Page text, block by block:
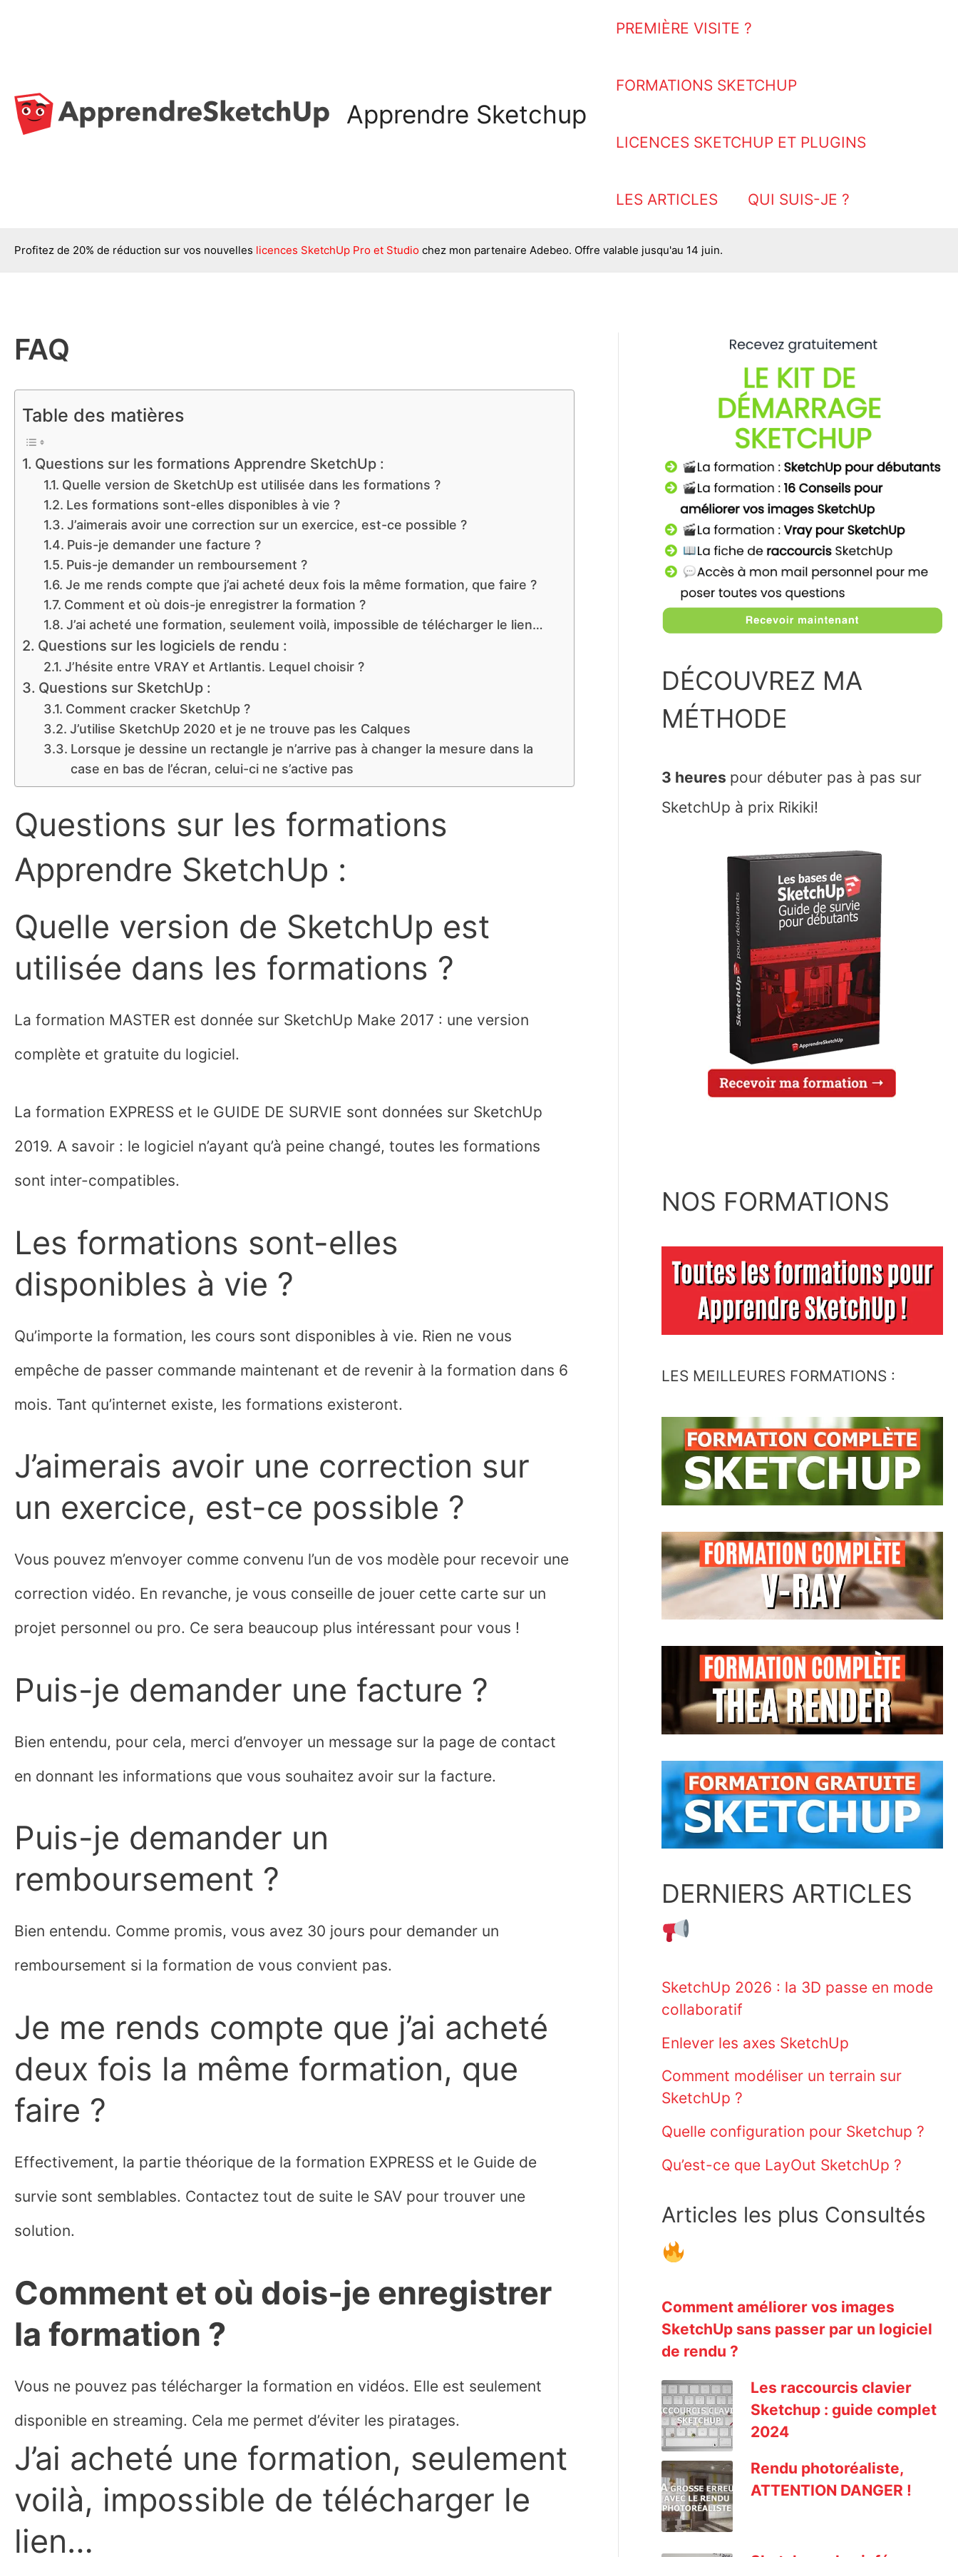
Apprendre Sketchup
PREMIÈRE VISITE ?
FORMATIONS SKETCHUP
LICENCES SKETCHUP ET PLUGINS
LES ARTICLES QUI SUIS-JE ?
Profitez de 20% de réduction sur vos nouvelles licences SketchUp Pro et Studio chez mon partenaire Adebeo. Offre valable jusqu'au 14 juin.
FAQ
Table des matières
Questions sur les formations Apprendre SketchUp :
Quelle version de SketchUp est utilisée dans les formations ?
Les formations sont-elles disponibles à vie ?
J’aimerais avoir une correction sur un exercice, est-ce possible ?
Puis-je demander une facture ?
Puis-je demander un remboursement ?
Je me rends compte que j’ai acheté deux fois la même formation, que faire ?
Comment et où dois-je enregistrer la formation ?
J’ai acheté une formation, seulement voilà, impossible de télécharger le lien…
Questions sur les logiciels de rendu :
J’hésite entre VRAY et Artlantis. Lequel choisir ?
Questions sur SketchUp :
Comment cracker SketchUp ?
J’utilise SketchUp 2020 et je ne trouve pas les Calques
Lorsque je dessine un rectangle je n’arrive pas à changer la mesure dans la
case en bas de l’écran, celui-ci ne s’active pas
Questions sur les formations
Apprendre SketchUp :
Quelle version de SketchUp est
utilisée dans les formations ?
La formation MASTER est donnée sur SketchUp Make 2017 : une version
complète et gratuite du logiciel.
La formation EXPRESS et le GUIDE DE SURVIE sont données sur SketchUp
2019. A savoir : le logiciel n’ayant qu’à peine changé, toutes les formations
sont inter-compatibles.
Les formations sont-elles
disponibles à vie ?
Qu’importe la formation, les cours sont disponibles à vie. Rien ne vous
empêche de passer commande maintenant et de revenir à la formation dans 6
mois. Tant qu’internet existe, les formations existeront.
J’aimerais avoir une correction sur
un exercice, est-ce possible ?
Vous pouvez m’envoyer comme convenu l’un de vos modèle pour recevoir une
correction vidéo. En revanche, je vous conseille de jouer cette carte sur un
projet personnel ou pro. Ce sera beaucoup plus intéressant pour vous !
Puis-je demander une facture ?
Bien entendu, pour cela, merci d’envoyer un message sur la page de contact
en donnant les informations que vous souhaitez avoir sur la facture.
Puis-je demander un
remboursement ?
Bien entendu. Comme promis, vous avez 30 jours pour demander un
remboursement si la formation de vous convient pas.
Je me rends compte que j’ai acheté
deux fois la même formation, que
faire ?
Effectivement, la partie théorique de la formation EXPRESS et le Guide de
survie sont semblables. Contactez tout de suite le SAV pour trouver une
solution.
Comment et où dois-je enregistrer
la formation ?
Vous ne pouvez pas télécharger la formation en vidéos. Elle est seulement
disponible en streaming. Cela me permet d’éviter les piratages.
J’ai acheté une formation, seulement
voilà, impossible de télécharger le
lien…
DÉCOUVREZ MA
MÉTHODE
3 heures pour débuter pas à pas sur
SketchUp à prix Rikiki!
NOS FORMATIONS
LES MEILLEURES FORMATIONS :
DERNIERS ARTICLES
SketchUp 2026 : la 3D passe en mode
collaboratif
Enlever les axes SketchUp
Comment modéliser un terrain sur
SketchUp ?
Quelle configuration pour Sketchup ?
Qu’est-ce que LayOut SketchUp ?
Articles les plus Consultés
Comment améliorer vos images
SketchUp sans passer par un logiciel
de rendu ?
Les raccourcis clavier
Sketchup : guide complet
2024
Rendu photoréaliste,
ATTENTION DANGER !